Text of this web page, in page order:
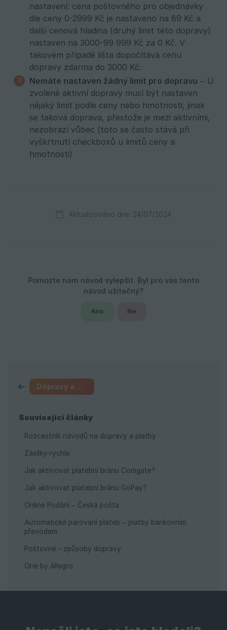
Dopravy a platby
Související články
Rozcestník návodů na dopravy a platby
Zásilky-rychle
Jak aktivovat platební bránu Comgate?
Jak aktivovat platební bránu GoPay?
Online Podání – Česká pošta
Automatické párování plateb – platby bankovním
převodem
Poštovné - způsoby dopravy
One by Allegro
nastavení: cena poštovného pro objednávky
dle ceny 0-2999 Kč je nastaveno na 89 Kč a
další cenová hladina (druhý limit této dopravy)
nastaven na 3000-99 999 Kč za 0 Kč. V
takovém případě lišta dopočítává cenu
dopravy zdarma do 3000 Kč.
Nemáte nastaven žádný limit pro dopravu – U
zvolené aktivní dopravy musí být nastaven
nějaký limit podle ceny nebo hmotnosti, jinak
se taková doprava, přestože je mezi aktivními,
nezobrazí vůbec (toto se často stává při
vyškrtnutí checkboxů u limitů ceny a
hmotnosti)
Aktualizováno dne: 24/07/2024
Ano Ne